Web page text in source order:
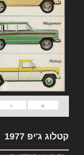
«
‹
קטלוג ג'יפ 1977